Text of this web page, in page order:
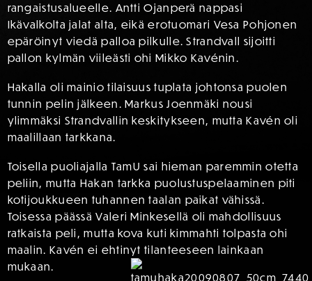
rangaistusalueelle. Antti Ojanperä nappasi
Ikävalkolta jalat alta, eikä erotuomari Vesa Pohjonen
epäröinyt viedä palloa pilkulle. Strandvall sijoitti
pallon kylmän viileästi ohi Mikko Kavénin.
Hakalla oli mainio tilaisuus tuplata johtonsa puolen
tunnin pelin jälkeen. Markus Joenmäki nousi
ylimmäksi Strandvallin keskitykseen, mutta Kavén oli
maalillaan tarkkana.
Toisella puoliajalla TamU sai hieman paremmin otetta
peliin, mutta Hakan tarkka puolustuspelaaminen piti
kotijoukkueen tuhannen taalan paikat vähissä.
Toisessa päässä Valeri Minkesellä oli mahdollisuus
ratkaista peli, mutta kova kuti kimmahti tolpasta ohi
maalin. Kavén ei ehtinyt tilanteeseen lainkaan
mukaan.